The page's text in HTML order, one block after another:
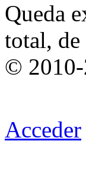
Queda
total,
©
Acceder